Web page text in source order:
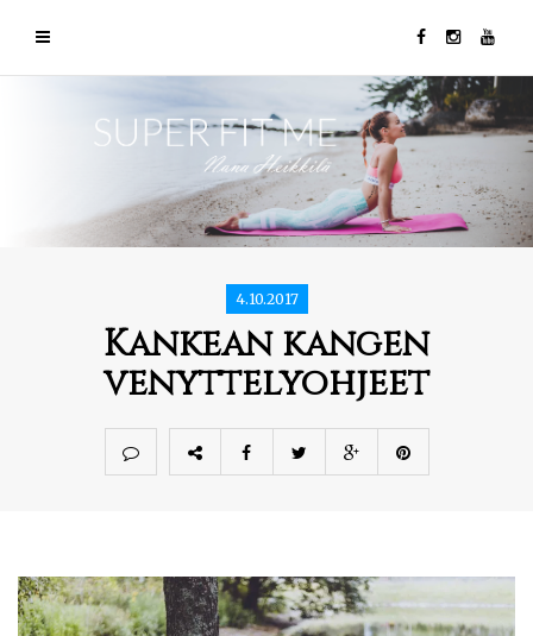
4.10.2017
Kankean kangen
venyttelyohjeet